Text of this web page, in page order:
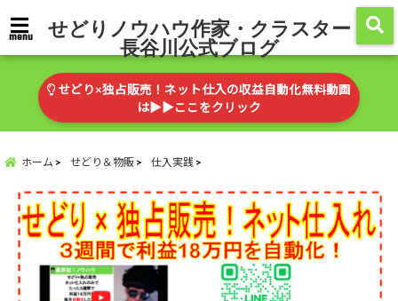
menu せどりノウハウ作家・クラスター
長谷川公式ブログ
せどり×独占販売！ネット仕入の収益自動化無料動画
は▶︎▶︎ここをクリック
ホーム せどり＆物販 仕入実践